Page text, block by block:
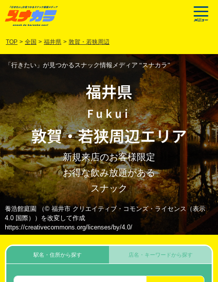
TOP > 全国 > 福井県 > 敦賀・若狭周辺
「行きたい」が見つかるスナック情報メディア “スナカラ”
福井県
Fukui
敦賀・若狭周辺エリア
新規来店のお客様限定
お得な飲み放題がある
スナック
養浩館庭園 （© 福井市 クリエイティブ・コモンズ・ライセンス（表示
4.0 国際））を改変して作成
https://creativecommons.org/licenses/by/4.0/
駅名・住所から探す 店名・キーワードから探す